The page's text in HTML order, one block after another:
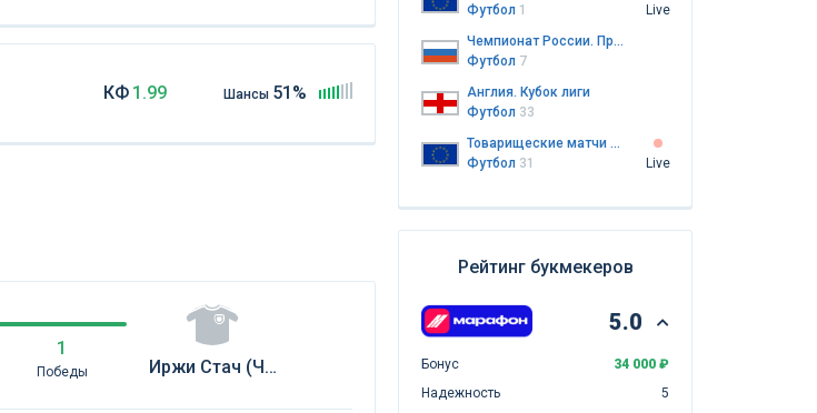
КФ 1.99 Шансы 51%
1
Победы Иржи Стач (Чех)
Футбол 1
Live
Чемпионат России. Премьер-лига
Футбол 7
Англия. Кубок лиги
Футбол 33
Товарищеские матчи клубов
Футбол 31 Live
Рейтинг букмекеров
5.0
Бонус
34 000 ₽
Надежность
5